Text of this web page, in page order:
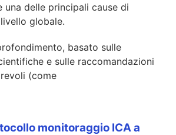
una delle principali cause di
globale.
basato sulle
e sulle raccomandazioni
(come
monitoraggio ICA a